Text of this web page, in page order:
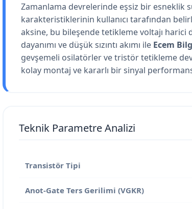
Zamanlama devrelerinde eşsiz bir esneklik
karakteristiklerinin kullanıcı tarafından
aksine, bu bileşende tetikleme voltajı harici
dayanımı ve düşük sızıntı akımı ile Ecem
gevşemeli osilatörler ve tristör tetikleme
kolay montaj ve kararlı bir sinyal
Teknik Parametre Analizi
Transistör Tipi
Anot-Gate Ters Gerilimi (VGKR)